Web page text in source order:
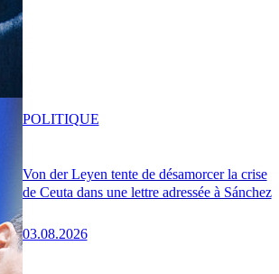
Von der Leyen tente de désamorcer la crise
de Ceuta dans une lettre adressée à Sánchez
03.08.2026
POLITIQUE